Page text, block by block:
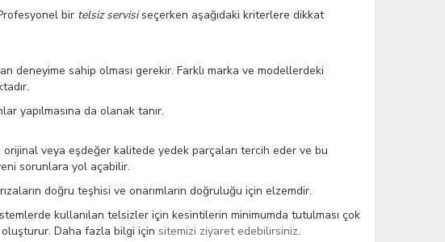
bir telsiz servisiseçerken aşağıdaki kriterlere dikkat
sahip olması gerekir. Farklı marka ve modellerdeki
yapılmasına da olanak tanır.
veya eşdeğer kalitede yedek parçaları tercih eder ve bu
sorunlara yol açabilir.
doğru teşhisi ve onarımların doğruluğu için elzemdir.
kullanılan telsizler için kesintilerin minimumda tutulması çok
Daha fazla bilgi için sitemizi ziyaret edebilirsiniz.